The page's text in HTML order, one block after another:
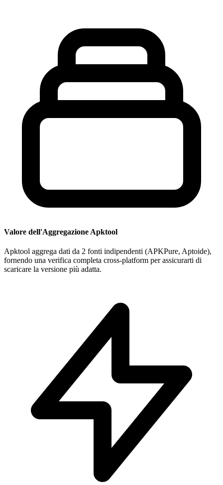
Valore dell'Aggregazione Apktool
Apktool aggrega dati da 2 fonti indipendenti (APKPure, Aptoide),
fornendo una verifica completa cross-platform per assicurarti di
scaricare la versione più adatta.